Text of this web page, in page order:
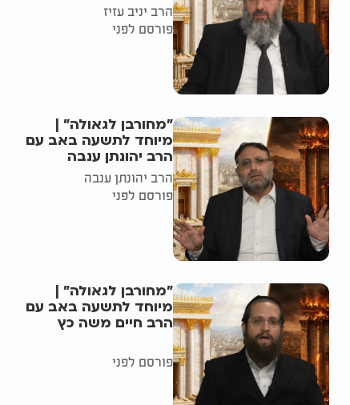
הרב יניב עזיז
פורסם לפני
"מחורבן לגאולה" |
מיוחד לתשעה באב עם
הרב יהונתן ענבה
הרב יהונתן ענבה
פורסם לפני
"מחורבן לגאולה" |
מיוחד לתשעה באב עם
הרב חיים משה כץ
פורסם לפני